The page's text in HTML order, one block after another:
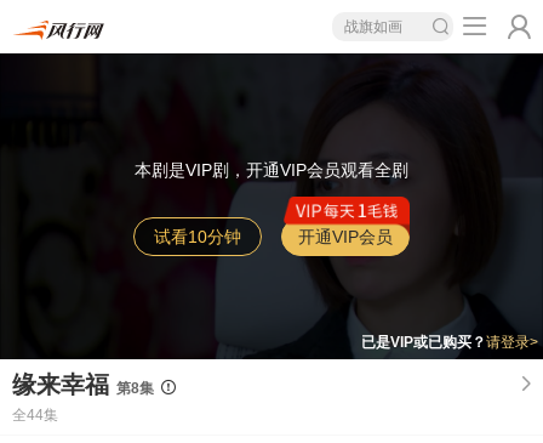
战旗如画
本剧是VIP剧，开通VIP会员观看全剧
试看10分钟 开通VIP会员
已是VIP或已购买？请登录>
缘来幸福 第8集
全44集